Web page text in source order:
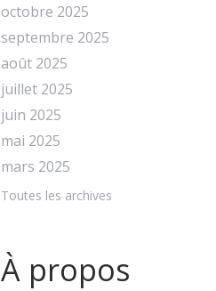
octobre 2025
septembre 2025
août 2025
juillet 2025
juin 2025
mai 2025
mars 2025
Toutes les archives
À propos